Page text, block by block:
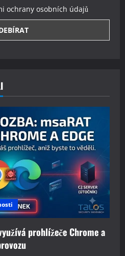
ochrany osobních údajů
prohlížeče Chrome a